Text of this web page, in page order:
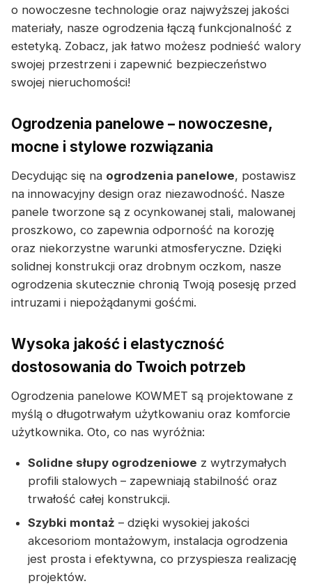
o nowoczesne technologie oraz najwyższej jakości
materiały, nasze ogrodzenia łączą funkcjonalność z
estetyką. Zobacz, jak łatwo możesz podnieść walory
swojej przestrzeni i zapewnić bezpieczeństwo
swojej nieruchomości!
Ogrodzenia panelowe – nowoczesne,
mocne i stylowe rozwiązania
Decydując się na ogrodzenia panelowe, postawisz
na innowacyjny design oraz niezawodność. Nasze
panele tworzone są z ocynkowanej stali, malowanej
proszkowo, co zapewnia odporność na korozję
oraz niekorzystne warunki atmosferyczne. Dzięki
solidnej konstrukcji oraz drobnym oczkom, nasze
ogrodzenia skutecznie chronią Twoją posesję przed
intruzami i niepożądanymi gośćmi.
Wysoka jakość i elastyczność
dostosowania do Twoich potrzeb
Ogrodzenia panelowe KOWMET są projektowane z
myślą o długotrwałym użytkowaniu oraz komforcie
użytkownika. Oto, co nas wyróżnia:
Solidne słupy ogrodzeniowe z wytrzymałych
profili stalowych – zapewniają stabilność oraz
trwałość całej konstrukcji.
Szybki montaż – dzięki wysokiej jakości
akcesoriom montażowym, instalacja ogrodzenia
jest prosta i efektywna, co przyspiesza realizację
projektów.